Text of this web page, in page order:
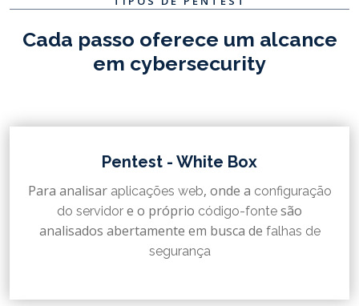
Cada passo oferece um alcance
em cybersecurity
Pentest - White Box
Para analisar aplicações web, onde a configuração
do servidor e o próprio código-fonte são
analisados abertamente em busca de falhas de
segurança